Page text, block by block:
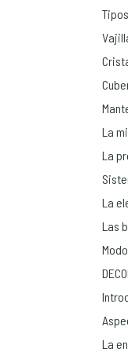
La
La
La
Las
La